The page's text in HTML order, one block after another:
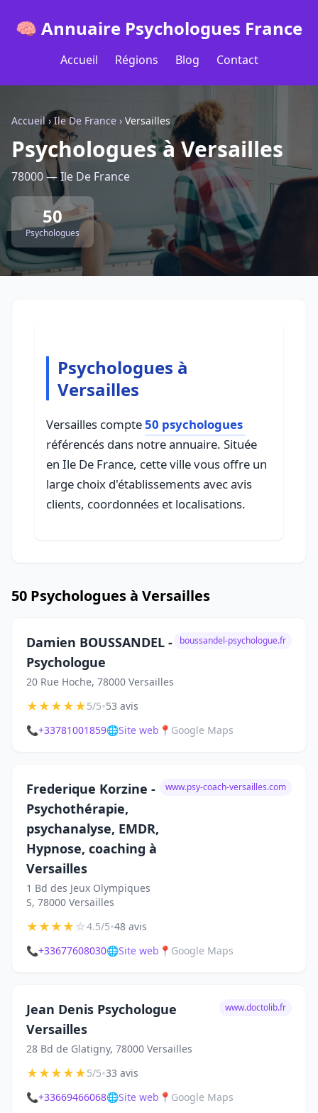
🧠 Annuaire Psychologues France
Accueil Régions Blog Contact
Accueil› Ile De France › Versailles
Psychologues à Versailles
78000 — Ile De France
50
Psychologues
Psychologues à
Versailles
Versailles compte50 psychologues
référencés dans notre annuaire. Située
en Ile De France, cette ville vous offre un
large choix d'établissements avec avis
clients, coordonnées et localisations.
50 Psychologues à Versailles
Damien BOUSSANDEL -
Psychologue
20 Rue Hoche, 78000 Versailles
boussandel-psychologue.fr
★★★★★5/5•53 avis
📞+33781001859🌐Site web 📍 Google Maps
Frederique Korzine -
Psychothérapie,
psychanalyse, EMDR,
Hypnose, coaching à
Versailles
1 Bd des Jeux Olympiques
S, 78000 Versailles
www.psy-coach-versailles.com
★★★★☆4.5/5•48 avis
📞+33677608030🌐Site web 📍 Google Maps
Jean Denis Psychologue
Versailles
28 Bd de Glatigny, 78000 Versailles
www.doctolib.fr
★★★★★5/5•33 avis
📞+33669466068🌐Site web 📍 Google Maps